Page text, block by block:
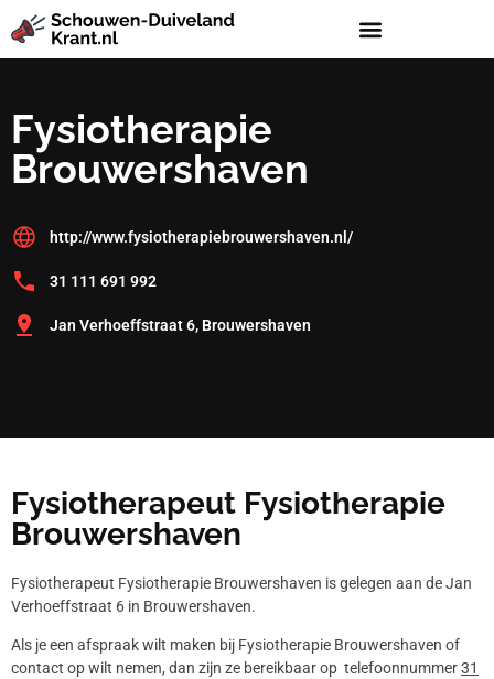
Fysiotherapie
Brouwershaven
http://www.fysiotherapiebrouwershaven.nl/
31 111 691 992
Jan Verhoeffstraat 6, Brouwershaven
Fysiotherapeut Fysiotherapie
Brouwershaven
Fysiotherapeut Fysiotherapie Brouwershaven is gelegen aan de Jan
Verhoeffstraat 6 in Brouwershaven.
Als je een afspraak wilt maken bij Fysiotherapie Brouwershaven of
contact op wilt nemen, dan zijn ze bereikbaar op telefoonnummer31